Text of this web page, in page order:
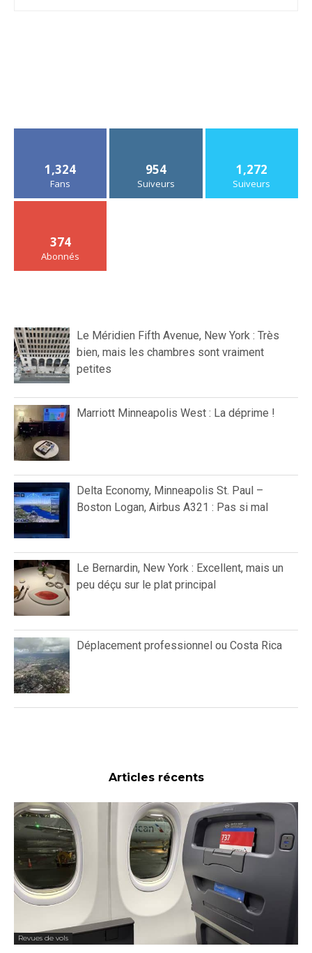
1,324
Fans
954
Suiveurs
1,272
Suiveurs
374
Abonnés
Le Méridien Fifth Avenue, New York : Très
bien, mais les chambres sont vraiment
petites
Marriott Minneapolis West : La déprime !
Delta Economy, Minneapolis St. Paul –
Boston Logan, Airbus A321 : Pas si mal
Le Bernardin, New York : Excellent, mais un
peu déçu sur le plat principal
Déplacement professionnel ou Costa Rica
Articles récents
Revues de vols